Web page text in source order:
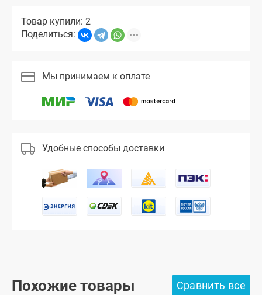
Товар купили: 2
Поделиться:
Мы принимаем к оплате
Удобные способы доставки
Похожие товары